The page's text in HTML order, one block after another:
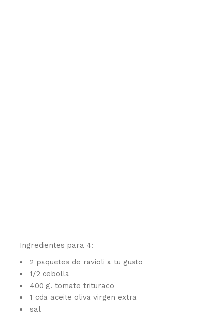
Ingredientes para 4:
2 paquetes de ravioli a tu gusto
1/2 cebolla
400 g. tomate triturado
1 cda aceite oliva virgen extra
sal